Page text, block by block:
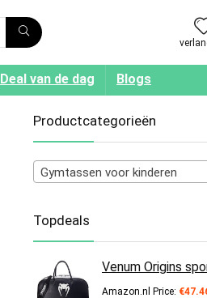
Deal van de dag Blogs
Productcategorieën
Gymtassen voor kinderen
Topdeals
Venum Origins
Amazon.nl Price: €